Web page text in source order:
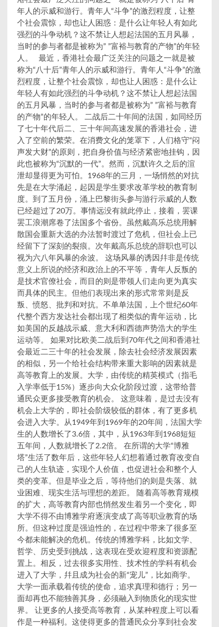
年人的示威和游行。青年人“斗争”的激烈程度，让整
个社会震惊，却也让人困惑：是什么让年轻人有如此
强烈的斗争动机？这不禁让人想起法国的五月风暴，
当时的参与者都是被称为” ”富裕与教育的产物”的年轻
人。 最近，香港社会最广泛关注的问题之一就是被
称为“八十后”青年人的示威和游行。青年人“斗争”的激
烈程度，让整个社会震惊，却也让人困惑：是什么让
年轻人有如此强烈的斗争动机？这不禁让人想起法国
的五月风暴，当时的参与者都是被称为” ”富裕与教育
的产物”的年轻人。 二战后二十年间的法国，如同经历
了七十年代后二、三十年间高速发展的香港社会，进
入了空前的繁荣。在消费文化的笼罩下，人们格守“闷
声发大财”的原则，把自身价值与经济紧密地挂钩，因
此也被称为“沉默的一代”。然而，沉默许久之后的渲
泄却显得更为可怕。1968年的三月，一场悄然的对抗
先是在大学涌起，起因是学生要求改革学校的教育制
度。到了五月份，涌上巴黎街头参与游行示威的人数
已经超过了20万。事情远没有就此停止，接着，罢课
罢工浪潮席卷了法国多个省份。虽然戴高乐总统用解
散国会重新大选的办法暂时渡过了危机，但社会上已
经留下了深刻的裂痕。次年戴高乐总统的辞职也可以
视为六八年风暴的余波。 这场风暴的诱因幷非是传统
意义上所说的经济和政治上的不平等，青年人反叛的
是技术官僚社会，而目的则是带领人们走向更为真实
而具体的民主。但他们表现出来的形式常常则是反
叛、愤怒、批判和对抗。不单单法国，上个世纪60年
代整个西方发达社会都出现了相类似的青年运动，比
如美国的反越战示威、意大利和西德声势浩大的学生
运动等。 如果对比欧美二战后到70年代之间和香港社
会最近二三十年的社会发展，除去社会经济发展因素
的相似，另一个给社会结构带来重大影响的因素就是
高等教育上的发展。大学，由传统的精英模式（指毛
入学率低于15%）逐步向大众化阶段过渡，这带给普
通民众更多接受教育的机会。 这意味着，是过去没有
机会上大学的，即社会阶级较低的群体，有了更多机
会进入大学。从1949年到1969年的20年间，法国大学
生的人数增长了3.6倍，其中，从1963年到1968短短
五年间，人数就增长了2.2倍。 在所谓的大学“博雅
塔”生活了数年后，这些年轻人幻想着通过教育改变自
己的人生轨迹，实现个人价值，也促进社会和整个人
类的变革。但是毕业之后，等待他们的则是失落、就
业困难、现实生活与理想的差距。 随着高等教育规模
的扩大，高等教育内部也悄然发生着另一个变化，即
大学不得不由博雅学府逐演变成了高等职业教育的场
所。但这种过度是强迫性的，在过程中带来了很多至
今都未能解决的危机。传统的博雅学科，比如文学、
哲学、历史受到挑战，这表现在受欢迎程度和资源配
置上。相反，过去很多实用性、技术性的学科有机会
进入了大学，幷且成为社会的新“宠儿”，比如商学。
大学一面承载着传统的使命，追求真理和德行；另一
面却再也不能独善其身，必须融入到物质化的现实世
界。 让更多的人接受高等教育，从某种程度上可以看
作是一种福利。这使得更多的普通民众分享到社会发